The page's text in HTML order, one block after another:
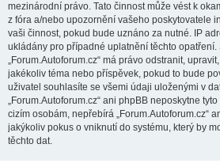
mezinárodní právo. Tato činnost může vést k
z fóra a/nebo upozornění vašeho poskytovatele
vaši činnost, pokud bude uznáno za nutné. IP
ukládány pro případné uplatnění těchto opatření.
„Forum.Autoforum.cz“ má právo odstranit,
jakékoliv téma nebo příspěvek, pokud to bude
uživatel souhlasíte se všemi údaji uloženými v
„Forum.Autoforum.cz“ ani phpBB neposkytne
cizím osobám, nepřebírá „Forum.Autoforum.cz“
jakýkoliv pokus o vniknutí do systému, který by
těchto dat.